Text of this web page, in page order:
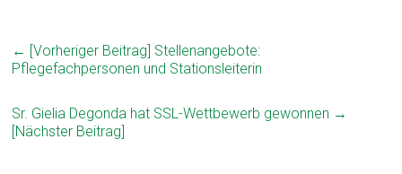
← [Vorheriger Beitrag] Stellenangebote:
Pflegefachpersonen und Stationsleiterin
Sr. Gielia Degonda hat SSL-Wettbewerb gewonnen →
[Nächster Beitrag]